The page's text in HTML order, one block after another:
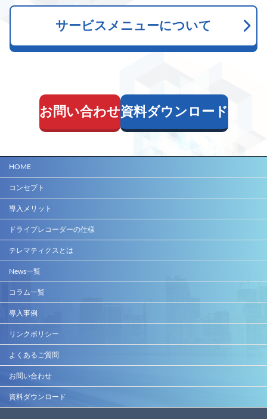
サービスメニューについて
お問い合わせ資料ダウンロード
HOME
コンセプト
導入メリット
ドライブレコーダーの仕様
テレマティクスとは
News一覧
コラム一覧
導入事例
リンクポリシー
よくあるご質問
お問い合わせ
資料ダウンロード